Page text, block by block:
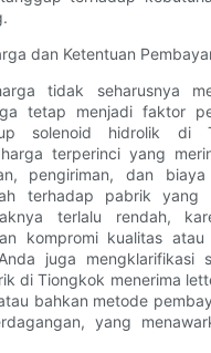
dan Ketentuan
tidak seharusnya
tetap menjadi faktor
solenoid hidrolik di
terperinci yang
pengiriman, dan biaya
terhadap pabrik yang
terlalu rendah,
kompromi kualitas
juga mengklarifikasi
di Tiongkok menerima
bahkan metode
yang